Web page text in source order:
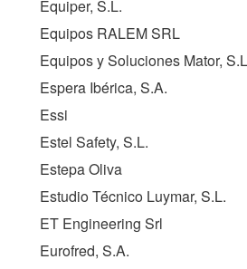
Equiper, S.L.
Equipos RALEM SRL
Equipos y Soluciones Mator,
Espera Ibérica, S.A.
Essi
Estel Safety, S.L.
Estepa Oliva
Estudio Técnico Luymar, S.L.
ET Engineering Srl
Eurofred, S.A.